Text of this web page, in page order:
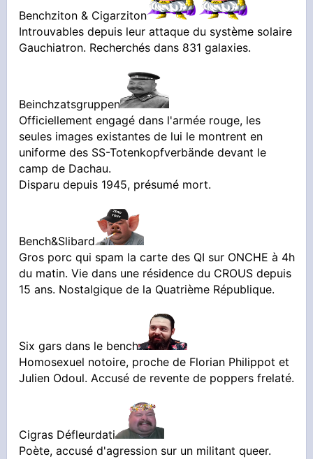
Benchziton & Cigarziton
Introuvables depuis leur attaque du système solaire
Gauchiatron. Recherchés dans 831 galaxies.
Beinchzatsgruppen
Officiellement engagé dans l'armée rouge, les
seules images existantes de lui le montrent en
uniforme des SS-Totenkopfverbände devant le
camp de Dachau.
Disparu depuis 1945, présumé mort.
Bench&Slibard
Gros porc qui spam la carte des QI sur ONCHE à 4h
du matin. Vie dans une résidence du CROUS depuis
15 ans. Nostalgique de la Quatrième République.
Six gars dans le bench
Homosexuel notoire, proche de Florian Philippot et
Julien Odoul. Accusé de revente de poppers frelaté.
Cigras Défleurdati
Poète, accusé d'agression sur un militant queer.